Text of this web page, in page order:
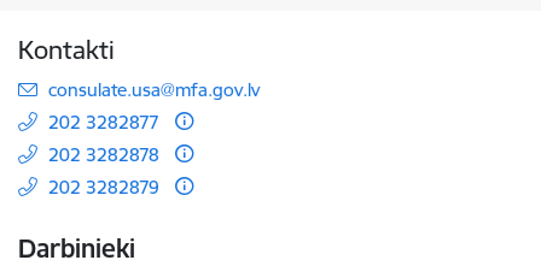
Kontakti
E-pasts:
consulate.usa@mfa.gov.lv
202 3282877
202 3282878
202 3282879
Darbinieki